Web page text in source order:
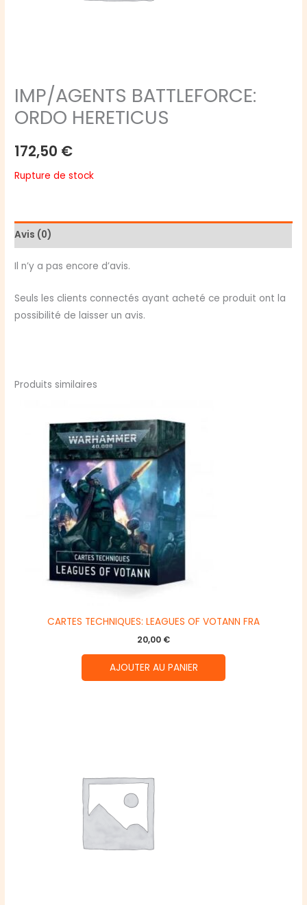
IMP/AGENTS BATTLEFORCE:
ORDO HERETICUS
172,50 €
Rupture de stock
Avis (0)
Il n’y a pas encore d’avis.
Seuls les clients connectés ayant acheté ce produit ont la
possibilité de laisser un avis.
Produits similaires
CARTES TECHNIQUES: LEAGUES OF VOTANN FRA
20,00 €
AJOUTER AU PANIER